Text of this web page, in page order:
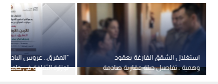
"المفرق.. عروس
لوزارة الثقافة في جامعة
استغلال الشقق الفارغة بعقود
وهمية ..تفاصيل حيلة عقارية صادمة
في عمان